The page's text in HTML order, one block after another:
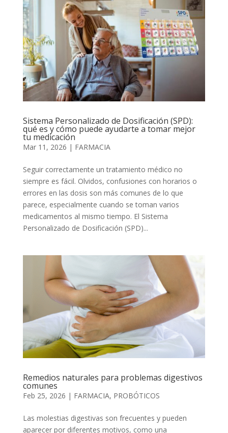
Sistema Personalizado de Dosificación (SPD):
qué es y cómo puede ayudarte a tomar mejor
tu medicación
Mar 11, 2026 | FARMACIA
Seguir correctamente un tratamiento médico no
siempre es fácil. Olvidos, confusiones con horarios o
errores en las dosis son más comunes de lo que
parece, especialmente cuando se toman varios
medicamentos al mismo tiempo. El Sistema
Personalizado de Dosificación (SPD)...
Remedios naturales para problemas digestivos
comunes
Feb 25, 2026 | FARMACIA, PROBÓTICOS
Las molestias digestivas son frecuentes y pueden
aparecer por diferentes motivos, como una